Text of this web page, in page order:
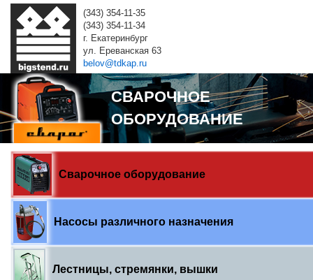
(343) 354-11-35
(343) 354-11-34
г. Екатеринбург
ул. Ереванская 63
belov@tdkap.ru
СВАРОЧНОЕ
ОБОРУДОВАНИЕ
Сварочное оборудование
Насосы различного назначения
Лестницы, стремянки, вышки